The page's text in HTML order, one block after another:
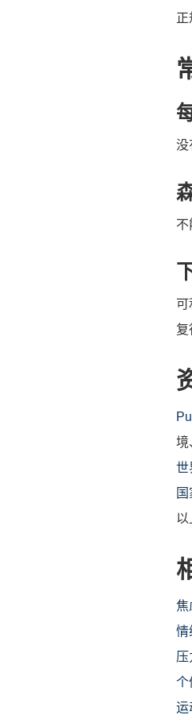
正
没
不
可
复
境
世
以
焦
情
压
个
运